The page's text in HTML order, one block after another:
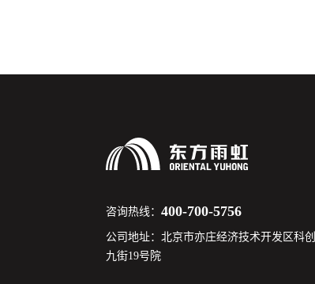
咨询热线：400-700-5756
公司地址：北京市亦庄经济技术开发区科创
九街19号院